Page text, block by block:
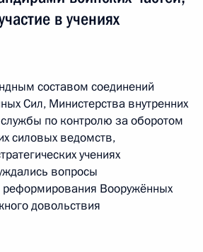
в учениях
составом соединений
Сил, Министерства внутренних
по контролю за оборотом
силовых ведомств,
учениях
вопросы
реформирования Вооружённых
довольствия